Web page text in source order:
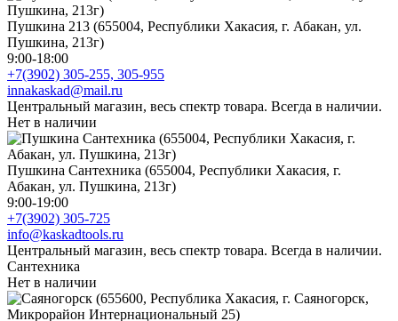
Пушкина 213 (655004, Республики Хакасия, г. Абакан, ул.
Пушкина, 213г)
9:00-18:00
+7(3902) 305-255, 305-955
innakaskad@mail.ru
Центральный магазин, весь спектр товара. Всегда в наличии.
Нет в наличии
Пушкина Сантехника (655004, Республики Хакасия, г.
Абакан, ул. Пушкина, 213г)
9:00-19:00
+7(3902) 305-725
info@kaskadtools.ru
Центральный магазин, весь спектр товара. Всегда в наличии.
Сантехника
Нет в наличии